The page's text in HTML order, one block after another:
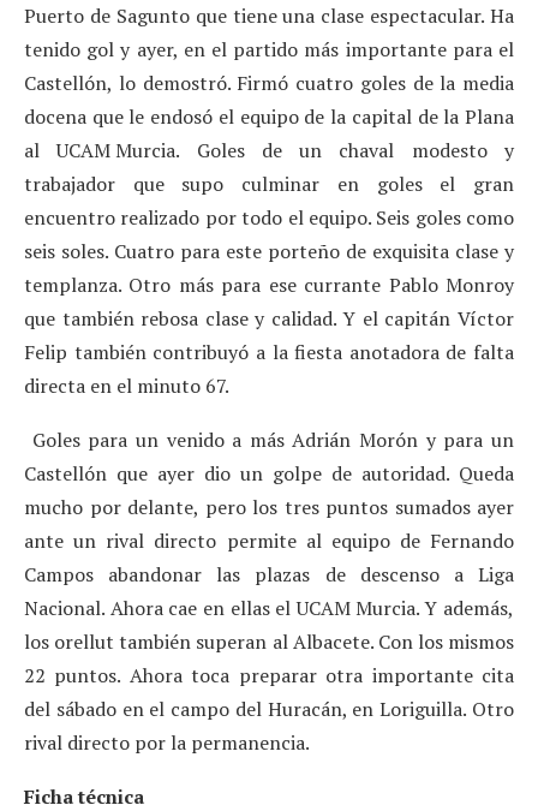
Puerto de Sagunto que tiene una clase espectacular. Ha
tenido gol y ayer, en el partido más importante para el
Castellón, lo demostró. Firmó cuatro goles de la media
docena que le endosó el equipo de la capital de la Plana
al UCAM Murcia. Goles de un chaval modesto y
trabajador que supo culminar en goles el gran
encuentro realizado por todo el equipo. Seis goles como
seis soles. Cuatro para este porteño de exquisita clase y
templanza. Otro más para ese currante Pablo Monroy
que también rebosa clase y calidad. Y el capitán Víctor
Felip también contribuyó a la fiesta anotadora de falta
directa en el minuto 67.
Goles para un venido a más Adrián Morón y para un
Castellón que ayer dio un golpe de autoridad. Queda
mucho por delante, pero los tres puntos sumados ayer
ante un rival directo permite al equipo de Fernando
Campos abandonar las plazas de descenso a Liga
Nacional. Ahora cae en ellas el UCAM Murcia. Y además,
los orellut también superan al Albacete. Con los mismos
22 puntos. Ahora toca preparar otra importante cita
del sábado en el campo del Huracán, en Loriguilla. Otro
rival directo por la permanencia.
Ficha técnica